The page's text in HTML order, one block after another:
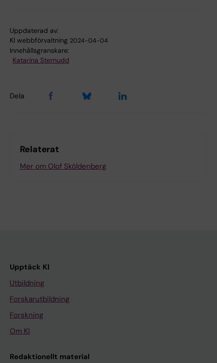
Uppdaterad av:
KI webbförvaltning 2024-04-04
Innehållsgranskare:
Katarina Sternudd
Dela
Relaterat
Mer om Olof Sköldenberg
Upptäck KI
Utbildning
Forskarutbildning
Forskning
Om KI
Redaktionellt material